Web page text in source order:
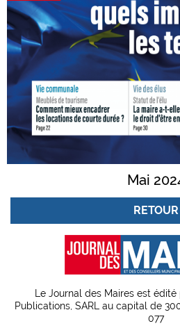
Mai
RETOUR
Le Journal des Maires est
Publications, SARL au capital de
077